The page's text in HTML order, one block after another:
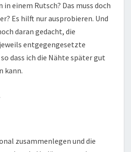
in einem Rutsch? Das muss doch
Es hilft nur ausprobieren. Und
daran gedacht, die
entgegengesetzte
dass ich die Nähte später gut
kann.
zusammenlegen und die